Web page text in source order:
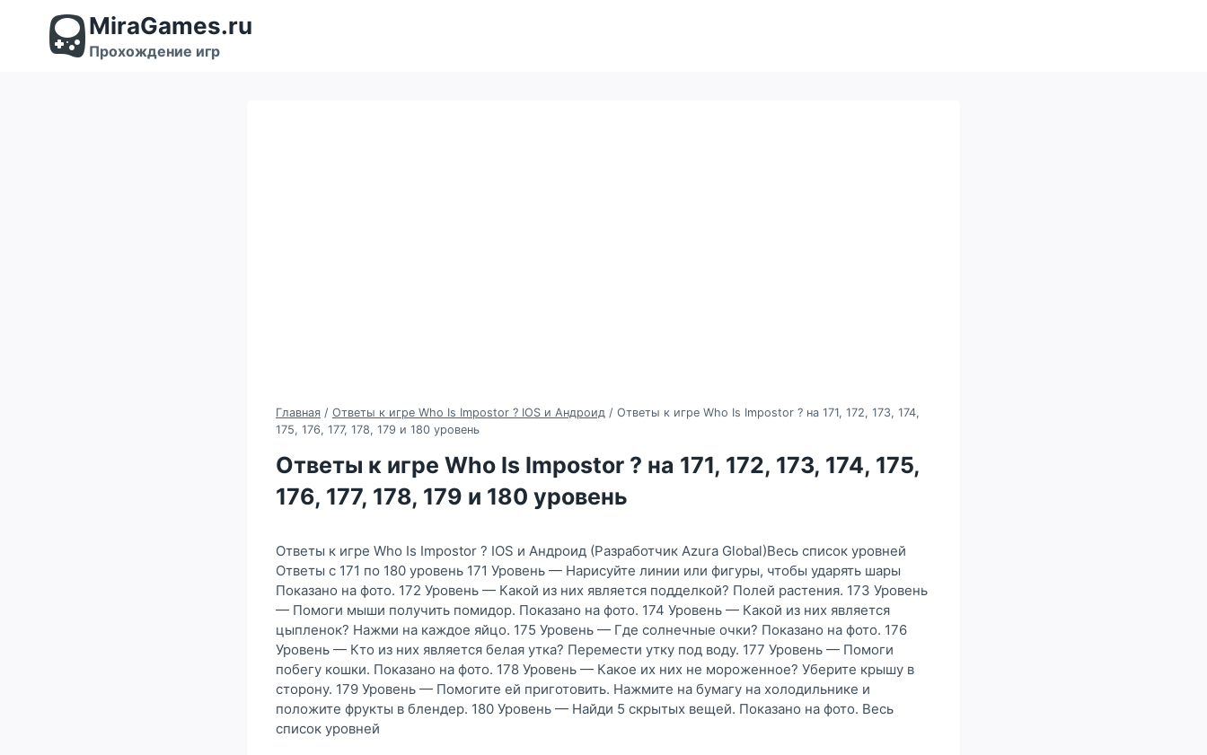
содержимому
MiraGames.ru
Прохождение игр
Главная / Ответы к игре Who Is Impostor ? IOS и Андроид / Ответы к игре Who Is Impostor ? на 171, 172, 173, 174,
175, 176, 177, 178, 179 и 180 уровень
Ответы к игре Who Is Impostor ? на 171, 172, 173, 174, 175,
176, 177, 178, 179 и 180 уровень
Ответы к игре Who Is Impostor ? IOS и Андроид (Разработчик Azura Global)Весь список уровней
Ответы с 171 по 180 уровень 171 Уровень — Нарисуйте линии или фигуры, чтобы ударять шары
Показано на фото. 172 Уровень — Какой из них является подделкой? Полей растения. 173 Уровень
— Помоги мыши получить помидор. Показано на фото. 174 Уровень — Какой из них является
цыпленок? Нажми на каждое яйцо. 175 Уровень — Где солнечные очки? Показано на фото. 176
Уровень — Кто из них является белая утка? Перемести утку под воду. 177 Уровень — Помоги
побегу кошки. Показано на фото. 178 Уровень — Какое их них не мороженное? Уберите крышу в
сторону. 179 Уровень — Помогите ей приготовить. Нажмите на бумагу на холодильнике и
положите фрукты в блендер. 180 Уровень — Найди 5 скрытых вещей. Показано на фото. Весь
список уровней